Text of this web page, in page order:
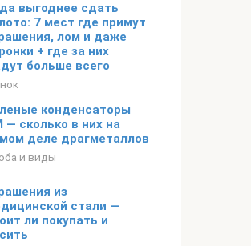
выгоднее сдать
7 мест где примут
лом и даже
+ где за них
больше всего
конденсаторы
— сколько в них на
деле драгметаллов
и виды
из
стали —
ли покупать и